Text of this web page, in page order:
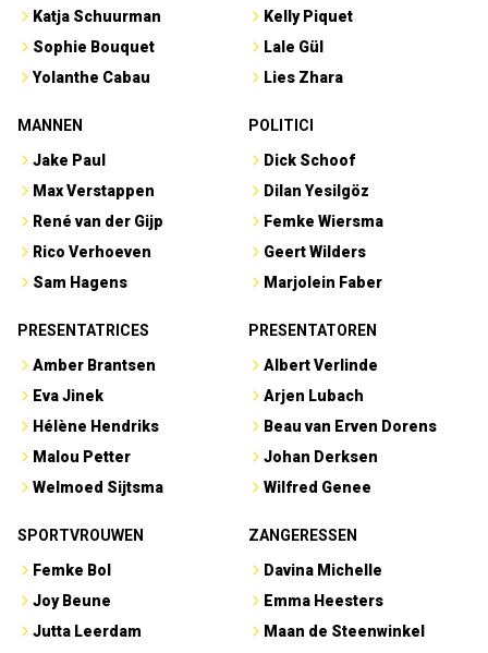
Katja Schuurman
Sophie Bouquet
Yolanthe Cabau
Kelly Piquet
Lale Gül
Lies Zhara
MANNEN
Jake Paul
Max Verstappen
René van der Gijp
Rico Verhoeven
Sam Hagens
POLITICI
Dick Schoof
Dilan Yesilgöz
Femke Wiersma
Geert Wilders
Marjolein Faber
PRESENTATRICES
Amber Brantsen
Eva Jinek
Hélène Hendriks
Malou Petter
Welmoed Sijtsma
PRESENTATOREN
Albert Verlinde
Arjen Lubach
Beau van Erven Dorens
Johan Derksen
Wilfred Genee
SPORTVROUWEN
Femke Bol
Joy Beune
Jutta Leerdam
ZANGERESSEN
Davina Michelle
Emma Heesters
Maan de Steenwinkel